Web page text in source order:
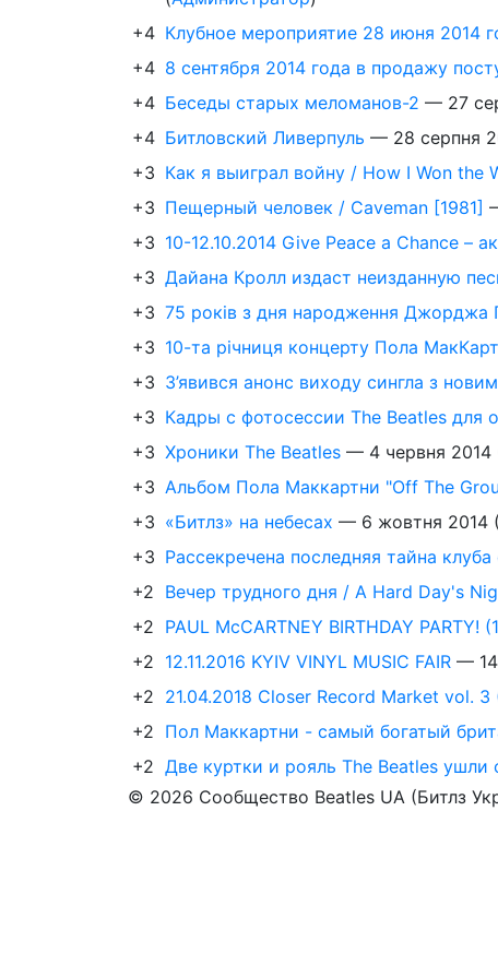
+4 Клубное мероприятие 28 июня 2014
+4 8 сентября 2014 года в продажу
+4 Беседы старых меломанов-2 — 27
+4 Битловский Ливерпуль — 28 серпня
+3 Как я выиграл войну / How I Won the
+3 Пещерный человек / Caveman [1981]
+3 10-12.10.2014 Give Peace a Chance –
+3 Дайана Кролл издаст неизданную
+3 75 років з дня народження Джорджа
+3 10-та річниця концерту Пола
+3 З’явився анонс виходу сингла з
+3 Кадры с фотосессии The Beatles для
+3 Хроники The Beatles — 4 червня 2014
+3 Альбом Пола Маккартни "Off The
+3 «Битлз» на небесах — 6 жовтня 2014 (
+3 Рассекречена последняя тайна
+2 Вечер трудного дня / A Hard Day's
+2 PAUL McCARTNEY BIRTHDAY PARTY!
+2 12.11.2016 KYIV VINYL MUSIC FAIR —
+2 21.04.2018 Closer Record Market vol. 3
+2 Пол Маккартни - самый богатый
+2 Две куртки и рояль The Beatles ушли
© 2026 Сообщество Beatles UA (Битлз